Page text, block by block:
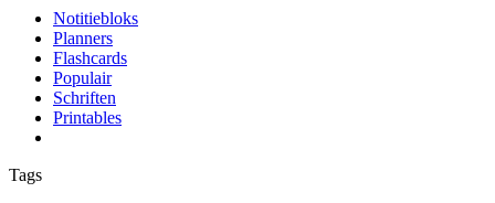
Notitiebloks
Planners
Flashcards
Populair
Schriften
Printables
Tags